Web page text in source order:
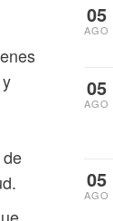
05
AGO
05
AGO
05
AGO